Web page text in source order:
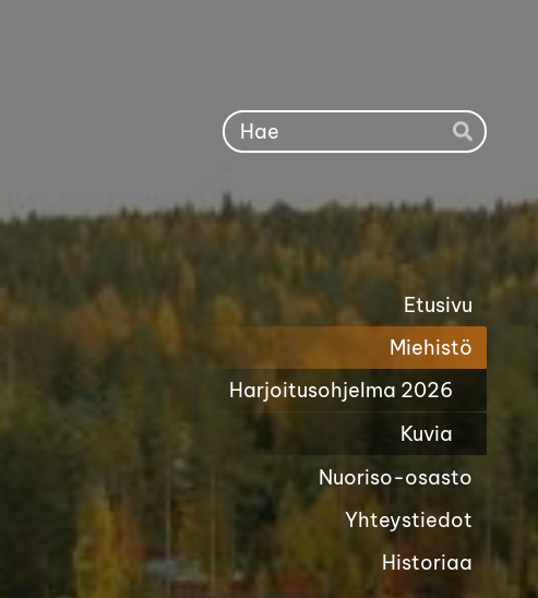
Haku
Hae
Etusivu
Miehistö
Harjoitusohjelma 2026
Kuvia
Nuoriso-osasto
Yhteystiedot
Historiaa